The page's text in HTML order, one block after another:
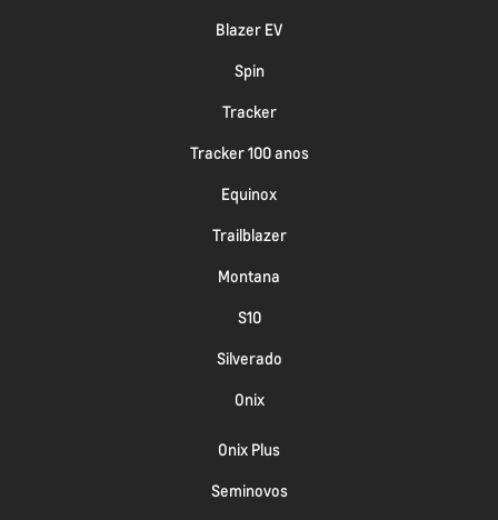
Blazer EV
Spin
Tracker
Tracker 100 anos
Equinox
Trailblazer
Montana
S10
Silverado
Onix
Onix Plus
Seminovos